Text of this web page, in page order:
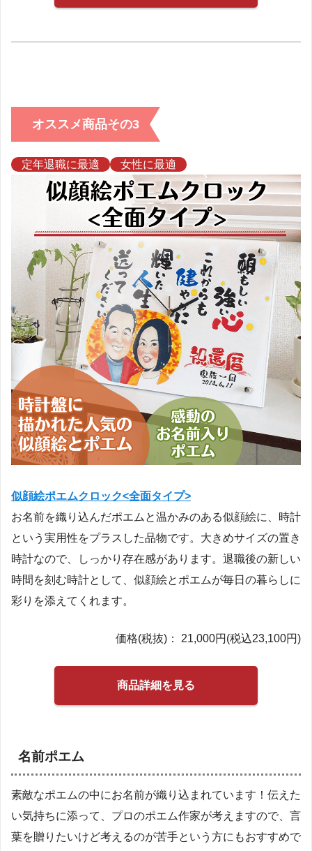
オススメ商品その3
定年退職に最適 女性に最適
似顔絵ポエムクロック<全面タイプ>
お名前を織り込んだポエムと温かみのある似顔絵に、時計
という実用性をプラスした品物です。大きめサイズの置き
時計なので、しっかり存在感があります。退職後の新しい
時間を刻む時計として、似顔絵とポエムが毎日の暮らしに
彩りを添えてくれます。
価格(税抜)： 21,000円(税込23,100円)
商品詳細を見る
名前ポエム
素敵なポエムの中にお名前が織り込まれています！伝えた
い気持ちに添って、プロのポエム作家が考えますので、言
葉を贈りたいけど考えるのが苦手という方にもおすすめで